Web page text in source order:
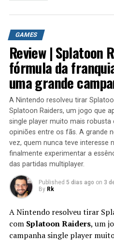
GAMES
Review | Splatoon
fórmula da
uma grande
A Nintendo resolveu tirar
Splatoon Raiders, um jogo que
single player muito mais robusta
opiniões entre os fãs. A grande
vez, quem nunca teve interesse
finalmente experimentar a
das partidas multiplayer.
Published 5 dias ago on 3
By Rk
A Nintendo resolveu tirar
com Splatoon Raiders, um
campanha single player